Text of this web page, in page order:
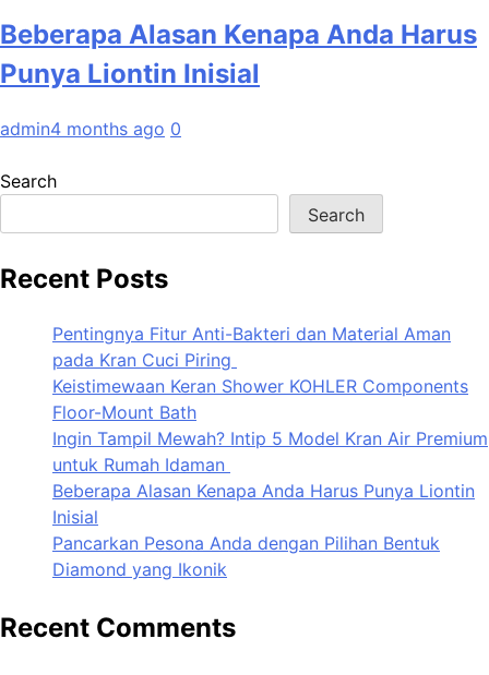
Beberapa Alasan Kenapa Anda Harus
Punya Liontin Inisial
admin4 months ago 0
Search
Search
Recent Posts
Pentingnya Fitur Anti-Bakteri dan Material Aman
pada Kran Cuci Piring
Keistimewaan Keran Shower KOHLER Components
Floor-Mount Bath
Ingin Tampil Mewah? Intip 5 Model Kran Air Premium
untuk Rumah Idaman
Beberapa Alasan Kenapa Anda Harus Punya Liontin
Inisial
Pancarkan Pesona Anda dengan Pilihan Bentuk
Diamond yang Ikonik
Recent Comments